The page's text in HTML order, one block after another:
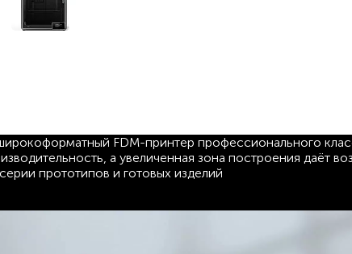
FDM-принтер профессионального
а увеличенная зона построения даёт
прототипов и готовых изделий